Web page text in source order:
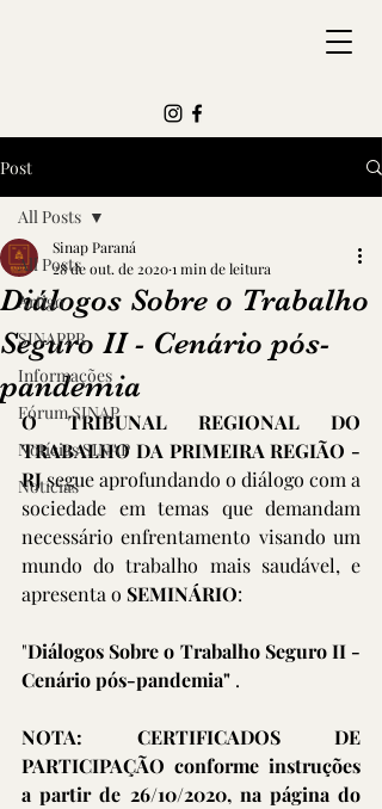
Post
All Posts
Artigo
SINAPPR
Informações
Fórum SINAP
Notícias SINAP
Notícias
All Posts
Diálogos Sobre o Trabalho
Seguro II - Cenário pós-
pandemia
Sinap Paraná
28 de out. de 20201 min de leitura
O TRIBUNAL REGIONAL DO
TRABALHO DA PRIMEIRA REGIÃO -
RJ segue aprofundando o diálogo com a
sociedade em temas que demandam
necessário enfrentamento visando um
mundo do trabalho mais saudável, e
apresenta o SEMINÁRIO:
"Diálogos Sobre o Trabalho Seguro II -
Cenário pós-pandemia" .
NOTA: CERTIFICADOS DE
PARTICIPAÇÃO conforme instruções
a partir de 26/10/2020, na página do